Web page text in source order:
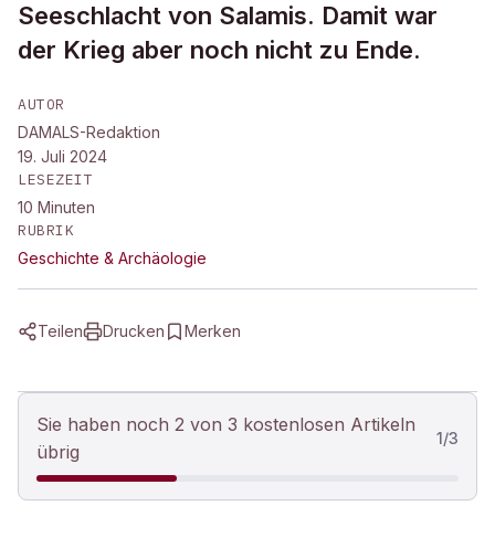
Seeschlacht von Salamis. Damit war
der Krieg aber noch nicht zu Ende.
AUTOR
DAMALS-Redaktion
19. Juli 2024
LESEZEIT
10 Minuten
RUBRIK
Geschichte & Archäologie
Teilen Drucken Merken
Sie haben noch 2 von 3 kostenlosen Artikeln
übrig
1/3